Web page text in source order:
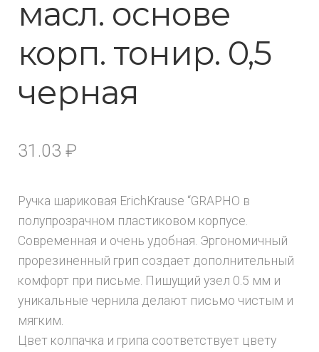
масл. основе
корп. тонир. 0,5
черная
31.03 ₽
Ручка шариковая ErichKrause “GRAPHO в
полупрозрачном пластиковом корпусе.
Современная и очень удобная. Эргономичный
прорезиненный грип создает дополнительный
комфорт при письме. Пишущий узел 0.5 мм и
уникальные чернила делают письмо чистым и
мягким.
Цвет колпачка и грипа соответствует цвету